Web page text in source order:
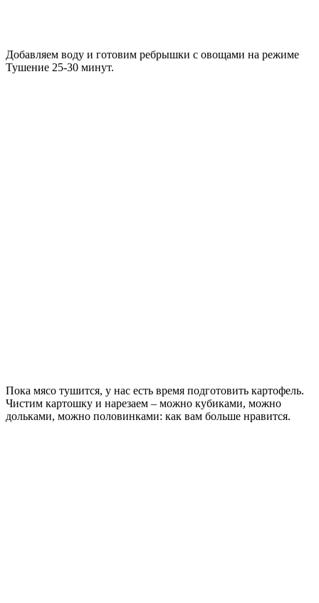
Добавляем воду и готовим ребрышки с овощами на режиме
Тушение 25-30 минут.
Пока мясо тушится, у нас есть время подготовить картофель.
Чистим картошку и нарезаем – можно кубиками, можно
дольками, можно половинками: как вам больше нравится.